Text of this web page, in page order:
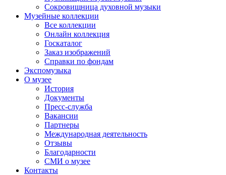
Сокровищница духовной музыки
Музейные коллекции
Все коллекции
Онлайн коллекция
Госкаталог
Заказ изображений
Справки по фондам
Экспомузыка
О музее
История
Документы
Пресс-служба
Вакансии
Партнеры
Международная деятельность
Отзывы
Благодарности
СМИ о музее
Контакты